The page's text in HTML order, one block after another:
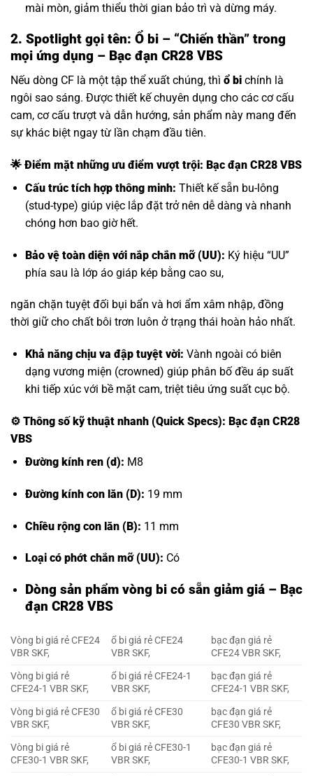
mài mòn, giảm thiểu thời gian bảo trì và dừng máy.
2. Spotlight gọi tên: Ổ bi – “Chiến thần” trong
mọi ứng dụng – Bạc đạn CR28 VBS
Nếu dòng CF là một tập thể xuất chúng, thì ổ bi chính là
ngôi sao sáng. Được thiết kế chuyên dụng cho các cơ cấu
cam, cơ cấu trượt và dẫn hướng, sản phẩm này mang đến
sự khác biệt ngay từ lần chạm đầu tiên.
🌟 Điểm mặt những ưu điểm vượt trội: Bạc đạn CR28 VBS
Cấu trúc tích hợp thông minh: Thiết kế sẵn bu-lông
(stud-type) giúp việc lắp đặt trở nên dễ dàng và nhanh
chóng hơn bao giờ hết.
Bảo vệ toàn diện với nắp chắn mỡ (UU): Ký hiệu “UU”
phía sau là lớp áo giáp kép bằng cao su,
ngăn chặn tuyệt đối bụi bẩn và hơi ẩm xâm nhập, đồng
thời giữ cho chất bôi trơn luôn ở trạng thái hoàn hảo nhất.
Khả năng chịu va đập tuyệt vời: Vành ngoài có biên
dạng vương miện (crowned) giúp phân bố đều áp suất
khi tiếp xúc với bề mặt cam, triệt tiêu ứng suất cục bộ.
⚙️ Thông số kỹ thuật nhanh (Quick Specs): Bạc đạn CR28
VBS
Đường kính ren (d): M8
Đường kính con lăn (D): 19 mm
Chiều rộng con lăn (B): 11 mm
Loại có phớt chắn mỡ (UU): Có
Dòng sản phẩm vòng bi có sẵn giảm giá – Bạc
đạn CR28 VBS
Vòng bi giá rẻ CFE24
VBR SKF,
ổ bi giá rẻ CFE24
VBR SKF,
bạc đạn giá rẻ
CFE24 VBR SKF,
Vòng bi giá rẻ
CFE24-1 VBR SKF,
ổ bi giá rẻ CFE24-1
VBR SKF,
bạc đạn giá rẻ
CFE24-1 VBR SKF,
Vòng bi giá rẻ CFE30
VBR SKF,
ổ bi giá rẻ CFE30
VBR SKF,
bạc đạn giá rẻ
CFE30 VBR SKF,
Vòng bi giá rẻ
CFE30-1 VBR SKF,
ổ bi giá rẻ CFE30-1
VBR SKF,
bạc đạn giá rẻ
CFE30-1 VBR SKF,